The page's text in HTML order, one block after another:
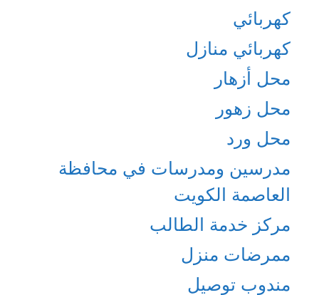
كهربائي
كهربائي منازل
محل أزهار
محل زهور
محل ورد
مدرسين ومدرسات في محافظة
العاصمة الكويت
مركز خدمة الطالب
ممرضات منزل
مندوب توصيل